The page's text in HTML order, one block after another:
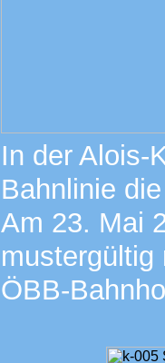
In der Alois-
Bahnlinie
Am 23. Mai
mustergültig
ÖBB-